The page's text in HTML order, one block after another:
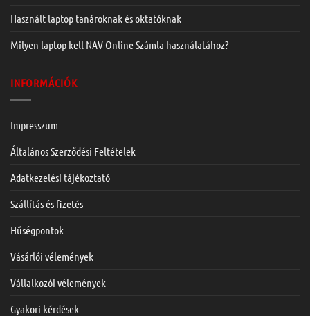
Használt laptop tanároknak és oktatóknak
Milyen laptop kell NAV Online Számla használatához?
INFORMÁCIÓK
Impresszum
Általános Szerződési Feltételek
Adatkezelési tájékoztató
Szállítás és fizetés
Hűségpontok
Vásárlói vélemények
Vállalkozói vélemények
Gyakori kérdések